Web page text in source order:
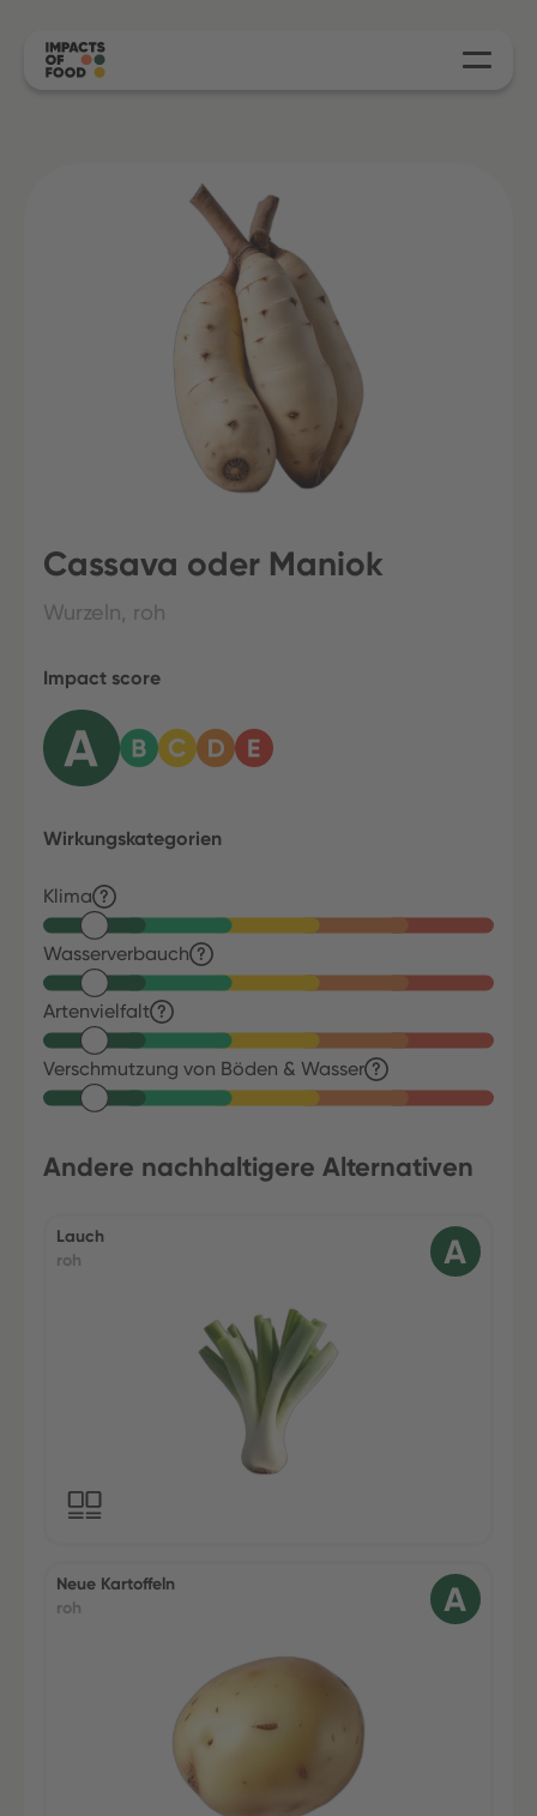
Cassava oder Maniok
Wurzeln, roh
Impact score
Wirkungskategorien
Klima
Wasserverbauch
Artenvielfalt
Verschmutzung von Böden & Wasser
Andere nachhaltigere Alternativen
Lauch
roh
Neue Kartoffeln
roh